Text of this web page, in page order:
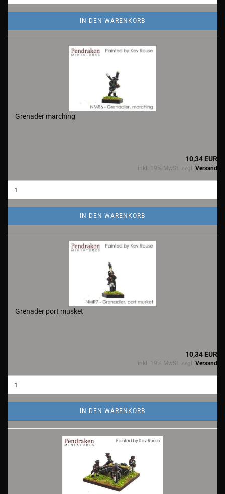
IN DEN WARENKORB
Grenader marching
10,34 EUR
inkl. 19% MwSt. zzgl. Versand
IN DEN WARENKORB
Grenader port musket
10,34 EUR
inkl. 19% MwSt. zzgl. Versand
IN DEN WARENKORB